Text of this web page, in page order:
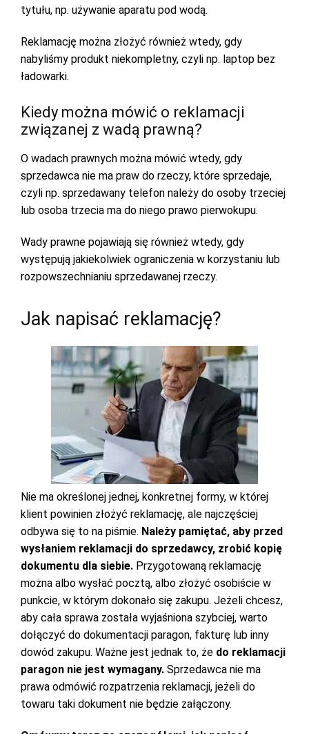
tytułu, np. używanie aparatu pod wodą.
Reklamację można złożyć również wtedy, gdy
nabyliśmy produkt niekompletny, czyli np. laptop bez
ładowarki.
Kiedy można mówić o reklamacji
związanej z wadą prawną?
O wadach prawnych można mówić wtedy, gdy
sprzedawca nie ma praw do rzeczy, które sprzedaje,
czyli np. sprzedawany telefon należy do osoby trzeciej
lub osoba trzecia ma do niego prawo pierwokupu.
Wady prawne pojawiają się również wtedy, gdy
występują jakiekolwiek ograniczenia w korzystaniu lub
rozpowszechnianiu sprzedawanej rzeczy.
Jak napisać reklamację?
Nie ma określonej jednej, konkretnej formy, w której
klient powinien złożyć reklamację, ale najczęściej
odbywa się to na piśmie. Należy pamiętać, aby przed
wysłaniem reklamacji do sprzedawcy, zrobić kopię
dokumentu dla siebie. Przygotowaną reklamację
można albo wysłać pocztą, albo złożyć osobiście w
punkcie, w którym dokonało się zakupu. Jeżeli chcesz,
aby cała sprawa została wyjaśniona szybciej, warto
dołączyć do dokumentacji paragon, fakturę lub inny
dowód zakupu. Ważne jest jednak to, że do reklamacji
paragon nie jest wymagany. Sprzedawca nie ma
prawa odmówić rozpatrzenia reklamacji, jeżeli do
towaru taki dokument nie będzie załączony.